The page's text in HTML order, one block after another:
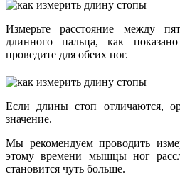
Измерьте расстояние между
длинного пальца, как
проведите для обеих ног.
Если длины стоп отличаются,
значение.
Мы рекомендуем проводить
этому времени мышцы ног
становится чуть больше.